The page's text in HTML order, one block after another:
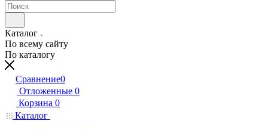
Каталог
По всему сайту
По каталогу
Сравнение0
Отложенные 0
Корзина 0
Каталог